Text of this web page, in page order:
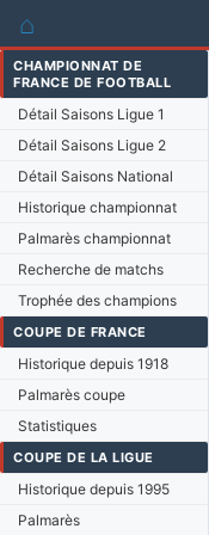
⌂
CHAMPIONNAT DE
FRANCE DE FOOTBALL
Détail Saisons Ligue 1
Détail Saisons Ligue 2
Détail Saisons National
Historique championnat
Palmarès championnat
Recherche de matchs
Trophée des champions
COUPE DE FRANCE
Historique depuis 1918
Palmarès coupe
Statistiques
COUPE DE LA LIGUE
Historique depuis 1995
Palmarès